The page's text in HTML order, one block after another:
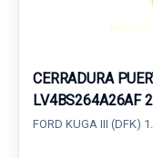
CERRADURA
LV4BS264A26AF
FORD KUGA III (DFK)